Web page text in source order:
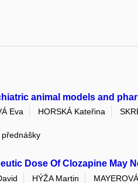
animal models and
Eva HORSKÁ Kateřina
Dose Of Clozapine May
HÝŽA Martin